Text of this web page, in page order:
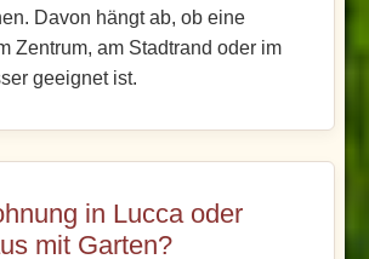
Davon hängt ab, ob eine
Zentrum, am Stadtrand oder im
geeignet ist.
in Lucca oder
mit Garten?